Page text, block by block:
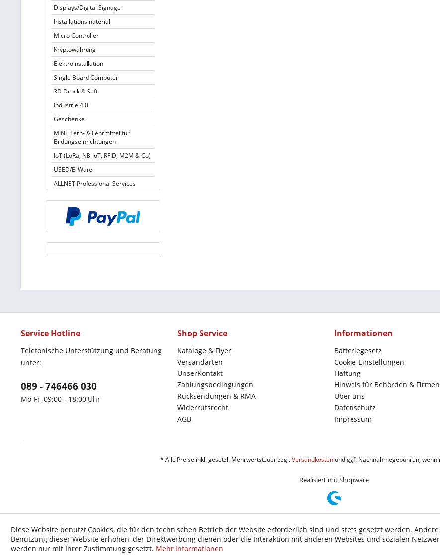
Displays/Digital Signage
Installationsmaterial
Micro Controller
Kryptowährung
Elektroinstallation
Single Board Computer
3D Druck & Stift
Industrie 4.0
Geschenke
MINT Lern- & Lehrmittel für
Bildungseinrichtungen
IoT (LoRa, NB-IoT, RFID, M2M & Co)
USED/B-Ware
ALLNET Professional Services
Service Hotline
Telefonische Unterstützung und Beratung
unter:
089 - 746466 030
Mo-Fr, 09:00 - 18:00 Uhr
Shop Service
Kataloge & Flyer
Versandarten
UnserKontakt
Zahlungsbedingungen
Rücksendungen & RMA
Widerrufsrecht
AGB
Informationen
Batteriegesetz
Cookie-Einstellungen
Haftung
Hinweis für Behörden & Firmen
Über uns
Datenschutz
Impressum
* Alle Preise inkl. gesetzl. Mehrwertsteuer zzgl.Versandkostenund ggf. Nachnahmegebühren, wenn
Realisiert mit Shopware
Diese Website benutzt Cookies, die für den technischen Betrieb der Website erforderlich sind und stets gesetzt werden.
Benutzung dieser Website erhöhen, der Direktwerbung dienen oder die Interaktion mit anderen Websites und sozialen
werden nur mit Ihrer Zustimmung gesetzt. Mehr Informationen